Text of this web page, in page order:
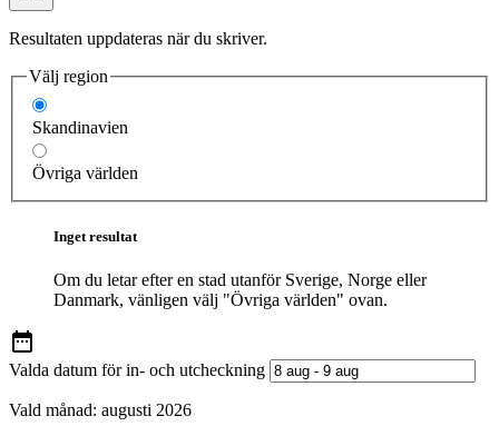
Resultaten uppdateras när du skriver.
Välj region
Skandinavien
Övriga världen
Inget resultat
Om du letar efter en stad utanför Sverige, Norge eller
Danmark, vänligen välj "Övriga världen" ovan.
Valda datum för in- och utcheckning
Vald månad: augusti 2026